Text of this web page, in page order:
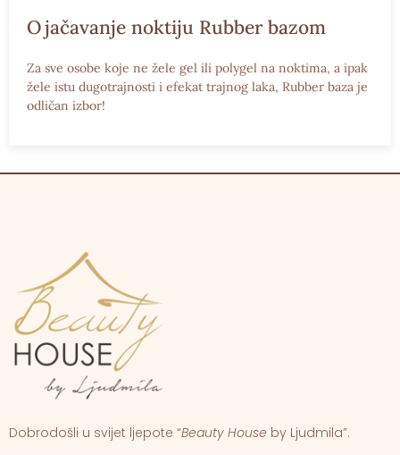
Ojačavanje noktiju Rubber bazom
Za sve osobe koje ne žele gel ili polygel na noktima, a ipak
žele istu dugotrajnosti i efekat trajnog laka, Rubber baza je
odličan izbor!
Dobrodošli u svijet ljepote “Beauty House by Ljudmila”.